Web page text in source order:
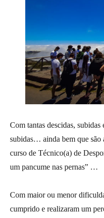
Com tantas descidas, subidas
subidas… ainda bem que são
curso de Técnico(a) de
um pancume nas pernas” …
Com maior ou menor
cumprido e realizaram um